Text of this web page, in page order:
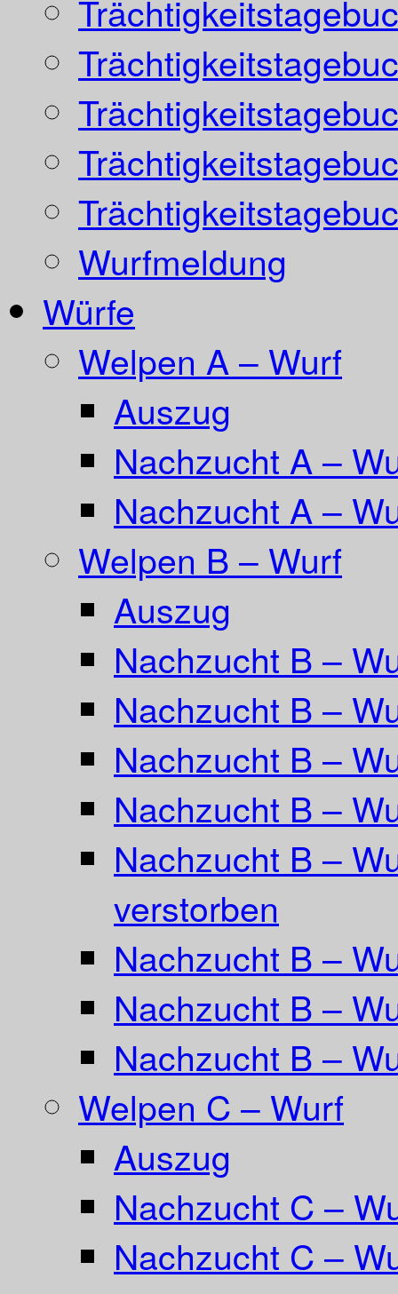
Wurfmeldung
Würfe
Welpen A – Wurf
Auszug
Nachzucht A –
Nachzucht A –
Welpen B – Wurf
Auszug
Nachzucht B –
Nachzucht B –
Nachzucht B –
Nachzucht B –
Nachzucht B –
verstorben
Nachzucht B –
Nachzucht B –
Nachzucht B –
Welpen C – Wurf
Auszug
Nachzucht C –
Nachzucht C –